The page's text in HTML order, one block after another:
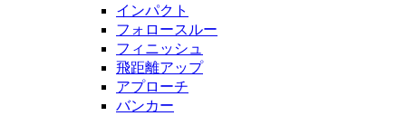
インパクト
フォロースルー
フィニッシュ
飛距離アップ
アプローチ
バンカー